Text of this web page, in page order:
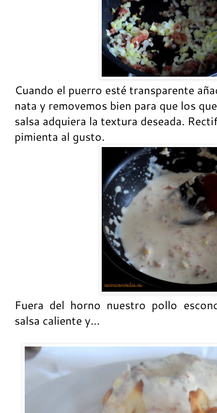
Cuando el puerro esté transparente
nata y removemos bien para que los
salsa adquiera la textura deseada.
pimienta al gusto.
Fuera del horno nuestro pollo
salsa caliente y…